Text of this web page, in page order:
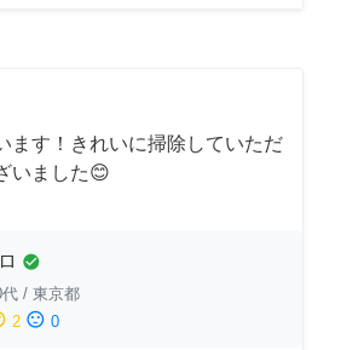
ます！きれいに掃除していただ
いました😊
check_circle
/ 東京都
2 sentiment_dissatisfied 0